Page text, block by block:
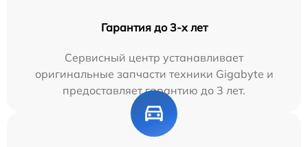
Гарантия до 3-х лет
Сервисный центр устанавливает
оригинальные запчасти техники Gigabyte и
предоставляет гарантию до 3 лет.